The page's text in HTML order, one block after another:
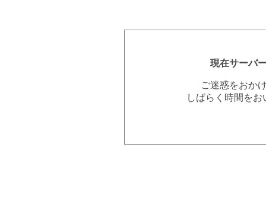
現在サーバ
ご迷惑をおか
しばらく時間を